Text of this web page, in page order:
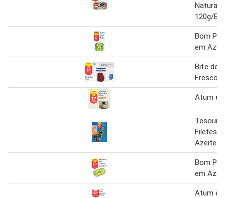
Natural
120g/
Bom
em
Bife de
Fresco
Atum
Filetes
Azeite
Bom
em
Atum